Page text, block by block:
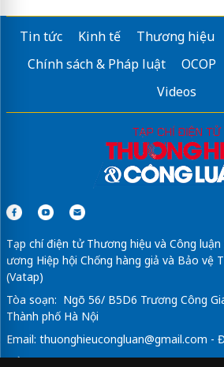
Tin tức Kinh tế Thương hiệu
Chính sách & Pháp luật
OCOP
Videos
Tạp chí điện tử Thương hiệu và Công
ương Hiệp hội Chống hàng giả và Bảo vệ
(Vatap)
Tòa soạn: Ngõ 56/ B5D6 Trương Công
Thành phố Hà Nội
Email: thuonghieucongluan@gmail.com -
Tổng Biên Tập: Vũ Đức Thuận